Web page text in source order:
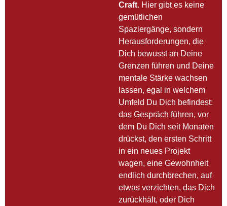
Craft. Hier gibt es keine
gemütlichen
Spaziergänge, sondern
Herausforderungen, die
Dich bewusst an Deine
Grenzen führen und Deine
mentale Stärke wachsen
lassen, egal in welchem
Umfeld Du Dich befindest:
das Gespräch führen, vor
dem Du Dich seit Monaten
drückst, den ersten Schritt
in ein neues Projekt
wagen, eine Gewohnheit
endlich durchbrechen, auf
etwas verzichten, das Dich
zurückhält, oder Dich